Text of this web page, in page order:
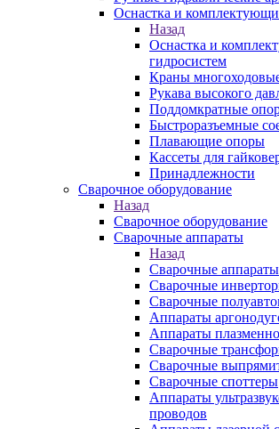
Оснастка и
Назад
Оснастка и
гидросистем
Краны
Рукава высокого
Поддомкратные
Быстроразъемные
Плавающие опоры
Кассеты для
Принадлежности
Сварочное оборудование
Назад
Сварочное оборудование
Сварочные аппараты
Назад
Сварочные аппараты
Сварочные
Сварочные
Аппараты
Аппараты
Сварочные
Сварочные
Сварочные споттеры
Аппараты
проводов